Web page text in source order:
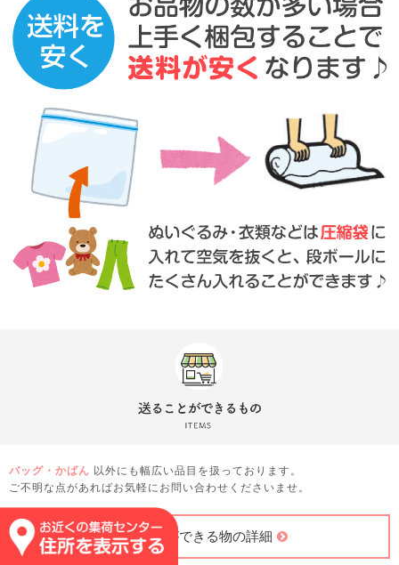
バッグ・かばん 以外にも幅広い品目を扱っております。
ご不明な点があればお気軽にお問い合わせくださいませ。
送ることができる物の詳細